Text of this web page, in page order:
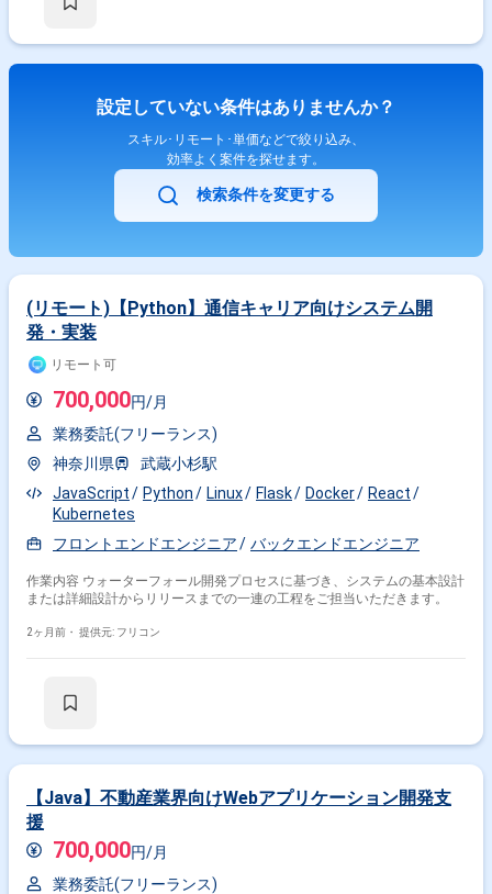
設定していない条件はありませんか？
スキル･リモート･単価などで絞り込み、
効率よく案件を探せます。
検索条件を変更する
(リモート)【Python】通信キャリア向けシステム開
発・実装
リモート可
700,000円/月
業務委託(フリーランス)
神奈川県
武蔵小杉駅
JavaScript
Python Linux Flask Docker
React
Kubernetes
フロントエンドエンジニア
バックエンドエンジニア
作業内容 ウォーターフォール開発プロセスに基づき、システムの基本設計
または詳細設計からリリースまでの一連の工程をご担当いただきます。
2ヶ月前・ 提供元: フリコン
【Java】不動産業界向けWebアプリケーション開発支
援
700,000円/月
業務委託(フリーランス)